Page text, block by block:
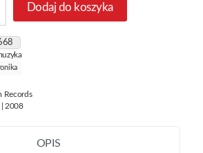
Dodaj do koszyka
Records
| 2008
OPIS